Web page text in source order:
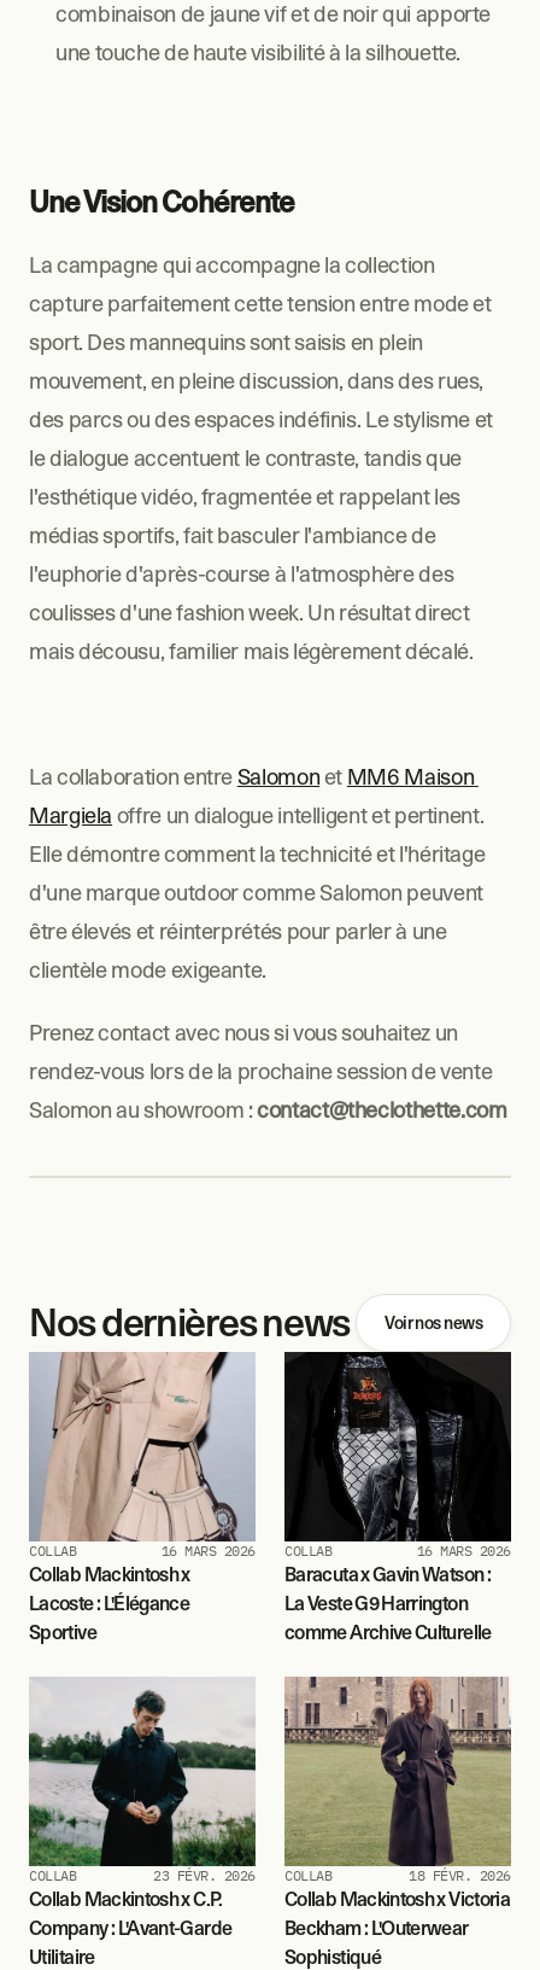
combinaison de jaune vif et de noir qui apporte
une touche de haute visibilité à la silhouette.
Une Vision Cohérente
La campagne qui accompagne la collection
capture parfaitement cette tension entre mode et
sport. Des mannequins sont saisis en plein
mouvement, en pleine discussion, dans des rues,
des parcs ou des espaces indéfinis. Le stylisme et
le dialogue accentuent le contraste, tandis que
l'esthétique vidéo, fragmentée et rappelant les
médias sportifs, fait basculer l'ambiance de
l'euphorie d'après-course à l'atmosphère des
coulisses d'une fashion week. Un résultat direct
mais décousu, familier mais légèrement décalé.
La collaboration entre Salomon et MM6 Maison
Margiela offre un dialogue intelligent et pertinent.
Elle démontre comment la technicité et l'héritage
d'une marque outdoor comme Salomon peuvent
être élevés et réinterprétés pour parler à une
clientèle mode exigeante.
Prenez contact avec nous si vous souhaitez un
rendez-vous lors de la prochaine session de vente
Salomon au showroom : contact@theclothette.com
Nos dernières news Voir nos news
COLLAB 16 MARS 2026
Collab Mackintosh x
Lacoste : L'Élégance
Sportive
COLLAB 16 MARS 2026
Baracuta x Gavin Watson :
La Veste G9 Harrington
comme Archive Culturelle
COLLAB 23 FÉVR. 2026
Collab Mackintosh x C.P.
Company : L'Avant-Garde
Utilitaire
COLLAB 18 FÉVR. 2026
Collab Mackintosh x Victoria
Beckham : L'Outerwear
Sophistiqué